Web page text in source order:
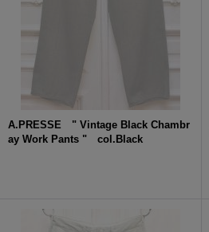
A.PRESSE " Vintage Black Chambr
ay Work Pants " col.Black